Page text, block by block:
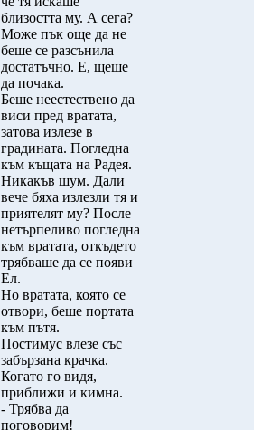
близостта му. А сега?
Може пък още да не
беше се разсънила
достатъчно. Е, щеше
да почака.
Беше неестествено да
виси пред вратата,
затова излезе в
градината. Погледна
към къщата на Радея.
Никакъв шум. Дали
вече бяха излезли тя и
приятелят му? После
нетърпеливо погледна
към вратата, откъдето
трябваше да се появи
Ел.
Но вратата, която се
отвори, беше портата
към пътя.
Постимус влезе със
забързана крачка.
Когато го видя,
приближи и кимна.
- Трябва да
поговорим!